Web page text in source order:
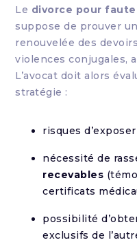
Le divorce pour faute
suppose de prouver
renouvelée des
violences conjugales,
L’avocat doit alors
stratégie :
risques
nécessité de
recevables
certificats
possibilité
exclusifs de